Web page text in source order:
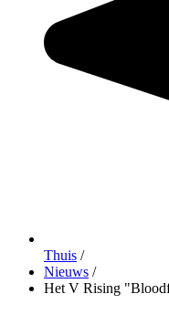
Thuis /
Nieuws /
Het V Rising